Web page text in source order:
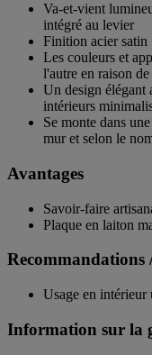
Va-et-vient
intégré au levier
Finition acier satin
Les couleurs et
l'autre en raison
Un design élégant
intérieurs
Se monte dans
mur et selon le
Avantages
Savoir-faire
Plaque en laiton
Recommandations
Usage en intérieur
Information sur la